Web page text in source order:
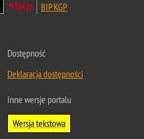
BIP KGP
Dostępność
Deklaracja dostępności
Inne wersje portalu
Wersja tekstowa